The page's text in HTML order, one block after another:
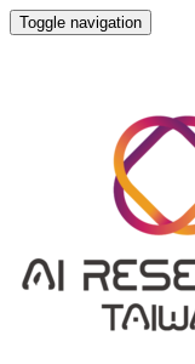
Toggle navigation